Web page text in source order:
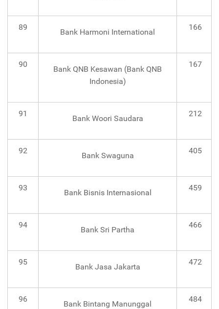
89
Bank Harmoni International
166
90
Bank QNB Kesawan (Bank QNB
Indonesia)
167
91
Bank Woori Saudara
212
92
Bank Swaguna
405
93
Bank Bisnis Internasional
459
94
Bank Sri Partha
466
95
Bank Jasa Jakarta
472
96
Bank Bintang Manunggal
484